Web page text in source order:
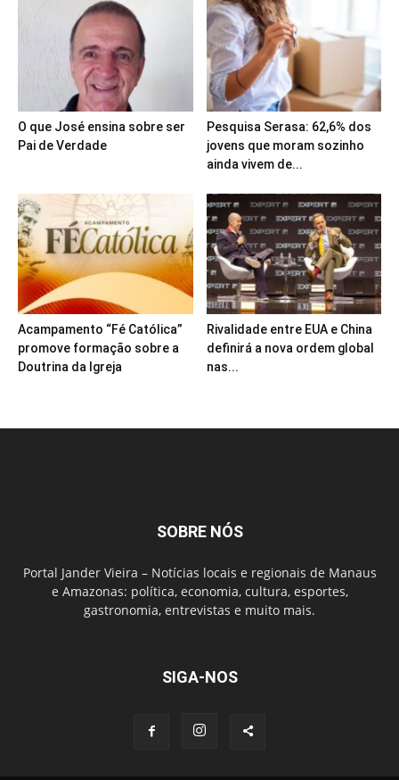
O que José ensina sobre ser
Pai de Verdade
Pesquisa Serasa: 62,6% dos
jovens que moram sozinho
ainda vivem de...
Acampamento “Fé Católica”
promove formação sobre a
Doutrina da Igreja
Rivalidade entre EUA e China
definirá a nova ordem global
nas...
SOBRE NÓS
Portal Jander Vieira – Notícias locais e regionais de Manaus
e Amazonas: política, economia, cultura, esportes,
gastronomia, entrevistas e muito mais.
SIGA-NOS